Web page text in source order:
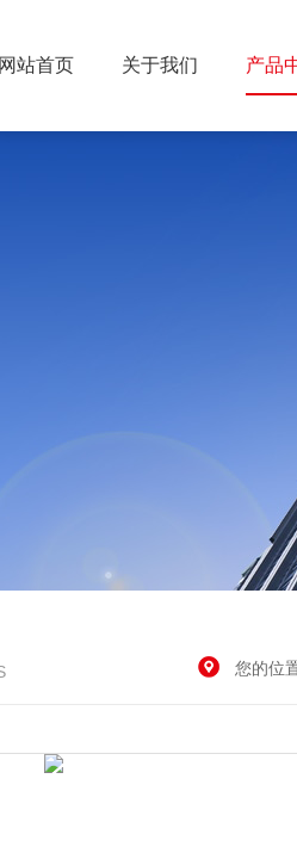
网站首页 关于我们 产品
您的位